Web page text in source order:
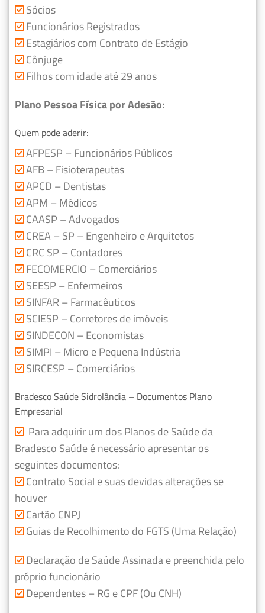
Sócios
Funcionários Registrados
Estagiários com Contrato de Estágio
Cônjuge
Filhos com idade até 29 anos
Plano Pessoa Física por Adesão:
Quem pode aderir:
AFPESP – Funcionários Públicos
AFB – Fisioterapeutas
APCD – Dentistas
APM – Médicos
CAASP – Advogados
CREA – SP – Engenheiro e Arquitetos
CRC SP – Contadores
FECOMERCIO – Comerciários
SEESP – Enfermeiros
SINFAR – Farmacêuticos
SCIESP – Corretores de imóveis
SINDECON – Economistas
SIMPI – Micro e Pequena Indústria
SIRCESP – Comerciários
Bradesco Saúde Sidrolândia – Documentos Plano
Empresarial
Para adquirir um dos Planos de Saúde da
Bradesco Saúde é necessário apresentar os
seguintes documentos:
Contrato Social e suas devidas alterações se
houver
Cartão CNPJ
Guias de Recolhimento do FGTS (Uma Relação)
Declaração de Saúde Assinada e preenchida pelo
próprio funcionário
Dependentes – RG e CPF (Ou CNH)